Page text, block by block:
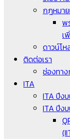
กฎหมา
พ
เ
ดาวน์โห
ติดต่อเรา
ช่องทาง
ITA
ITA ปีง
ITA ปีง